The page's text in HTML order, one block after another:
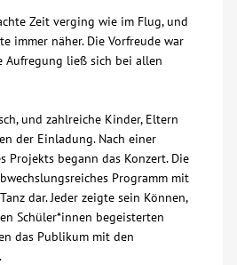
Zeit verging wie im Flug, und
immer näher. Die Vorfreude war
Aufregung ließ sich bei allen
und zahlreiche Kinder, Eltern
der Einladung. Nach einer
Projekts begann das Konzert. Die
Programm mit
dar. Jeder zeigte sein Können,
Schüler*innen begeisterten
das Publikum mit den